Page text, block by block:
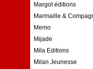
Margot éditions
Marmaille &
Memo
Mijade
Mila Editions
Milan Jeunesse